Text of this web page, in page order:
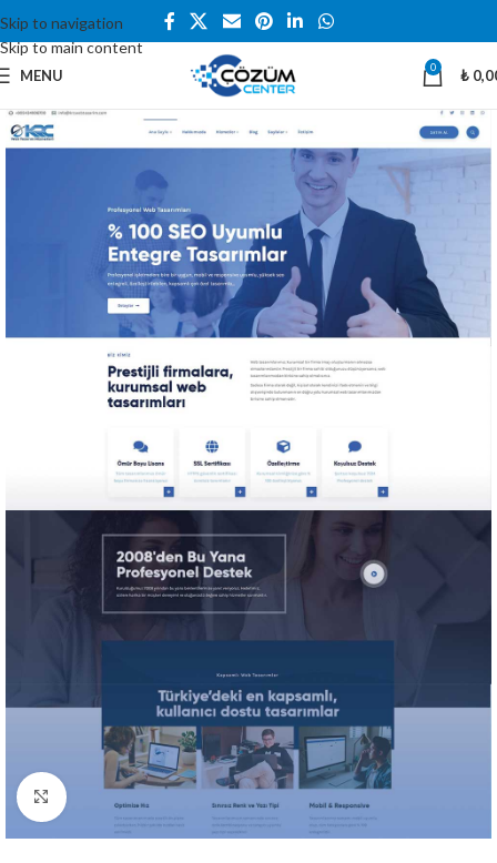
Skip to navigation
Skip to main content
MENU 0 ₺
Büyütmek için tıklayın